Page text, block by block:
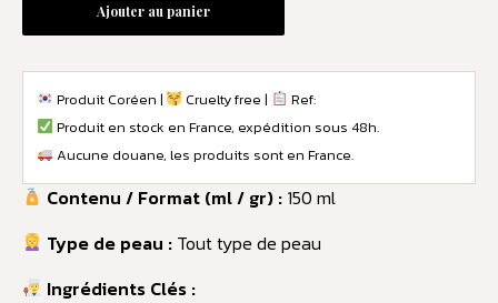
Ajouter au panier
Produit Coréen | Cruelty free |
Ref:
Produit en stock en France, expédition sous 48h.
Aucune douane, les produits sont en France.
Contenu / Format (ml / gr) : 150 ml
Type de peau : Tout type de peau
Ingrédients Clés :